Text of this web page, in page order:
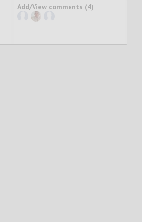
Add/View comments (4)